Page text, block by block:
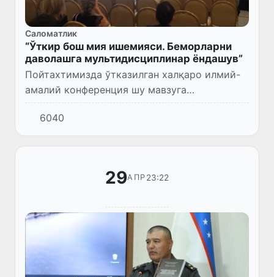
Саломатлик
“Ўткир бош мия ишемияси. Беморларни
даволашга мультидисциплинар ёндашув”
Пойтахтимизда ўтказилган халқаро илмий-
амалий конференция шу мавзуга
бағишланди.
6040
29АПР 23:22